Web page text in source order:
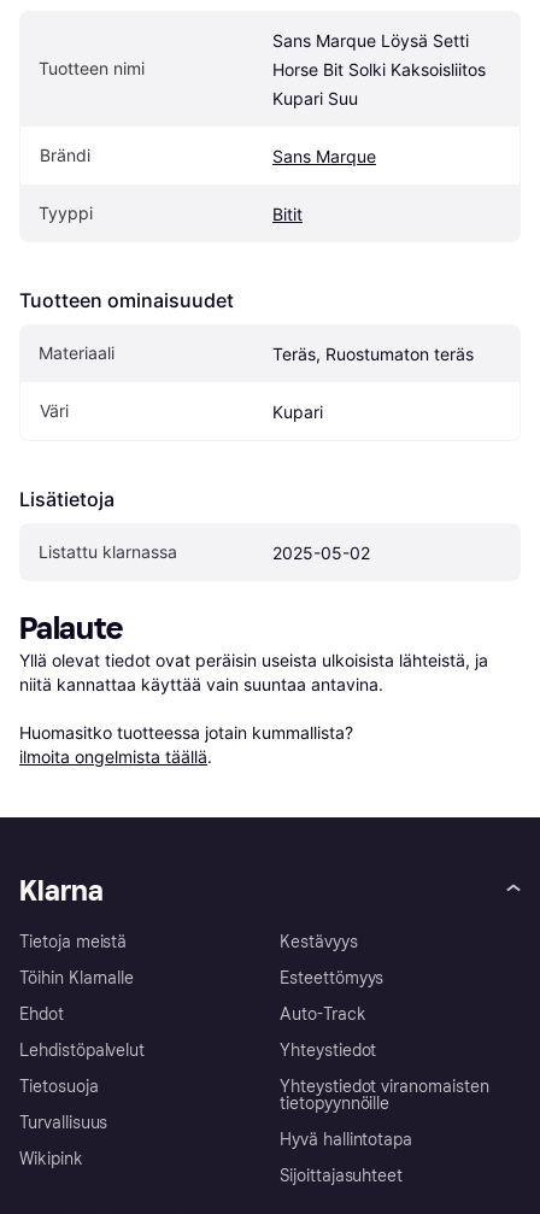
Tuotteen nimi
Sans Marque Löysä Setti
Horse Bit Solki Kaksoisliitos
Kupari Suu
Brändi Sans Marque
Tyyppi Bitit
Tuotteen ominaisuudet
Materiaali Teräs, Ruostumaton teräs
Väri Kupari
Lisätietoja
Listattu klarnassa 2025-05-02
Palaute
Yllä olevat tiedot ovat peräisin useista ulkoisista lähteistä, ja
niitä kannattaa käyttää vain suuntaa antavina.
Huomasitko tuotteessa jotain kummallista?
ilmoita ongelmista täällä.
Klarna
Tietoja meistä
Töihin Klarnalle
Ehdot
Lehdistöpalvelut
Tietosuoja
Turvallisuus
Wikipink
Kestävyys
Esteettömyys
Auto-Track
Yhteystiedot
Yhteystiedot viranomaisten
tietopyynnöille
Hyvä hallintotapa
Sijoittajasuhteet